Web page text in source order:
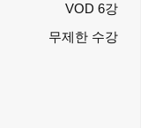
VOD 6강
무제한 수강